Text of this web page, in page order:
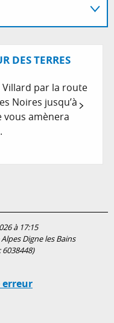
DES TERRES
par la route
Noires jusqu’à
vous amènera
à 17:15
Digne les Bains
6038448)
erreur